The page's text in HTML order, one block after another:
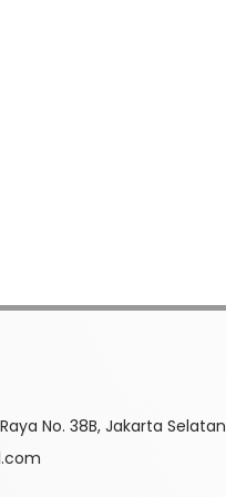
No. 38B, Jakarta Selatan